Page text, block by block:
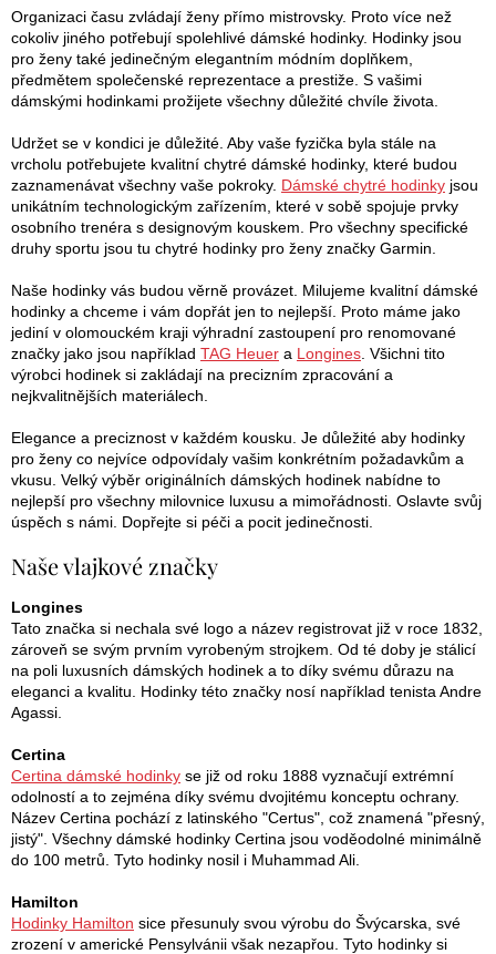
í
p
r
v
k
y
v
ý
p
i
s
u
k
o
v
n
í
Organizaci času zvládají ženy přímo mistrovsky. Proto více než
cokoliv jiného potřebují spolehlivé dámské hodinky. Hodinky jsou
pro ženy také jedinečným elegantním módním doplňkem,
předmětem společenské reprezentace a prestiže. S vašimi
dámskými hodinkami prožijete všechny důležité chvíle života.
Udržet se v kondici je důležité. Aby vaše fyzička byla stále na
vrcholu potřebujete kvalitní chytré dámské hodinky, které budou
zaznamenávat všechny vaše pokroky. Dámské chytré hodinky jsou
unikátním technologickým zařízením, které v sobě spojuje prvky
osobního trenéra s designovým kouskem. Pro všechny specifické
druhy sportu jsou tu chytré hodinky pro ženy značky Garmin.
Naše hodinky vás budou věrně provázet. Milujeme kvalitní dámské
hodinky a chceme i vám dopřát jen to nejlepší. Proto máme jako
jediní v olomouckém kraji výhradní zastoupení pro renomované
značky jako jsou například TAG Heuer a Longines . Všichni tito
výrobci hodinek si zakládají na precizním zpracování a
nejkvalitnějších materiálech.
Elegance a preciznost v každém kousku. Je důležité aby hodinky
pro ženy co nejvíce odpovídaly vašim konkrétním požadavkům a
vkusu. Velký výběr originálních dámských hodinek nabídne to
nejlepší pro všechny milovnice luxusu a mimořádnosti. Oslavte svůj
úspěch s námi. Dopřejte si péči a pocit jedinečnosti.
Naše vlajkové značky
Longines
Tato značka si nechala své logo a název registrovat již v roce 1832,
zároveň se svým prvním vyrobeným strojkem. Od té doby je stálicí
na poli luxusních dámských hodinek a to díky svému důrazu na
eleganci a kvalitu. Hodinky této značky nosí například tenista Andre
Agassi.
Certina
Certina dámské hodinky se již od roku 1888 vyznačují extrémní
odolností a to zejména díky svému dvojitému konceptu ochrany.
Název Certina pochází z latinského "Certus", což znamená "přesný,
jistý". Všechny dámské hodinky Certina jsou voděodolné minimálně
do 100 metrů. Tyto hodinky nosil i Muhammad Ali.
Hamilton
Hodinky Hamilton sice přesunuly svou výrobu do Švýcarska, své
zrození v americké Pensylvánii však nezapřou. Tyto hodinky si